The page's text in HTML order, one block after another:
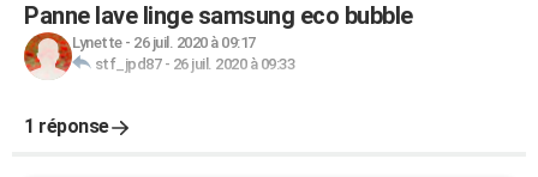
Panne lave linge samsung eco bubble
Lynette- 26 juil. 2020 à 09:17
stf_jpd87- 26 juil. 2020 à 09:33
1 réponse